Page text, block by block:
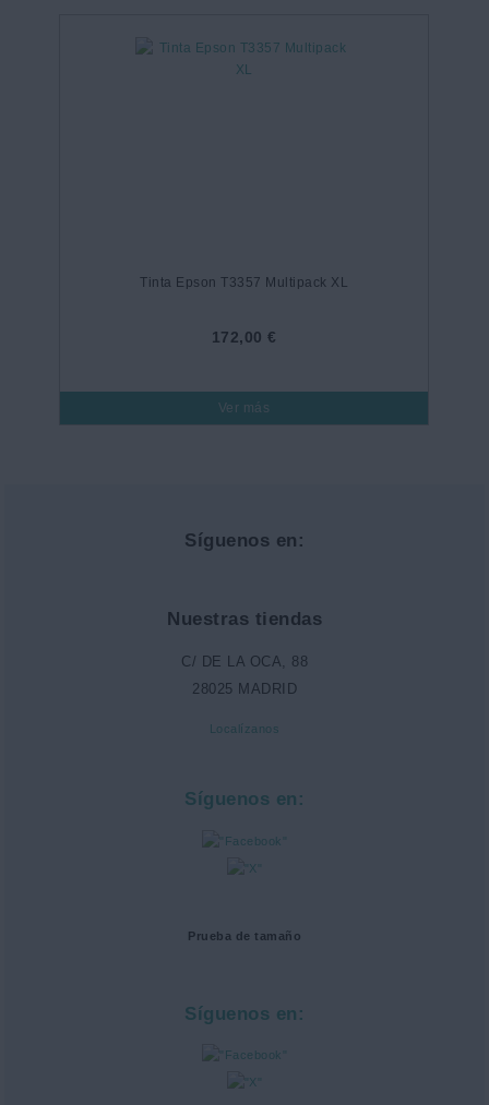
Tinta Epson T3357 Multipack XL
172,00 €
Ver más
Síguenos en:
Nuestras tiendas
C/ DE LA OCA, 88
28025 MADRID
Localízanos
Síguenos en:
Prueba de tamaño
Síguenos en: